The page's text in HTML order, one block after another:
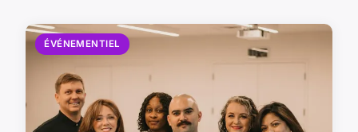
ÉVÉNEMENTIEL